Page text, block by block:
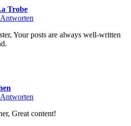
Trobe
Antworten
Your posts are always well-written
Antworten
Great content!